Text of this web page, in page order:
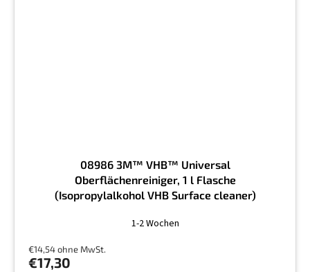
08986 3M™ VHB™ Universal
Oberflächenreiniger, 1 l Flasche
(Isopropylalkohol VHB Surface cleaner)
Die
durchschnittliche
1-2 Wochen
€14,54 ohne MwSt.
€17,30